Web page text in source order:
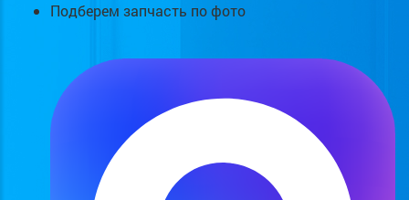
Подберем запчасть по фото